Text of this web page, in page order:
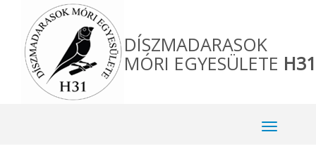
DÍSZMADARASOK
MÓRI EGYESÜLETE H31